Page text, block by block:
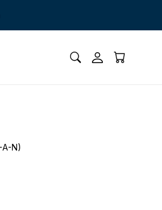
A-N)